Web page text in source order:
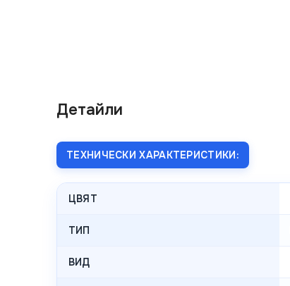
Детайли
ТЕХНИЧЕСКИ ХАРАКТЕРИСТИКИ:
ЦВЯТ
ТИП
ВИД